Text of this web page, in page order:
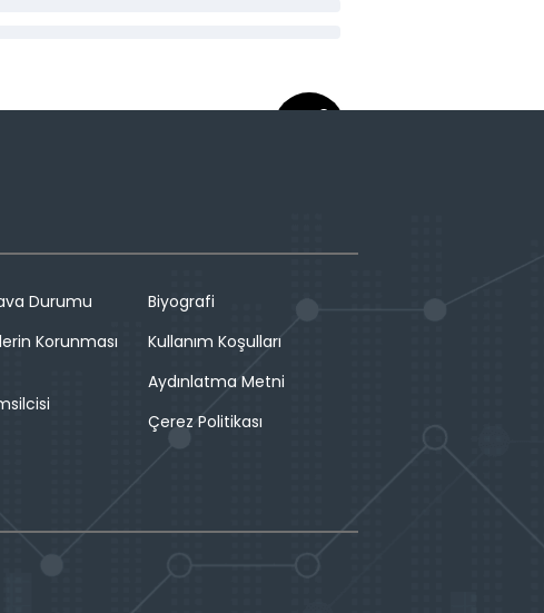
Durumu
Korunması
Biyografi
Kullanım Koşulları
Aydınlatma Metni
Çerez Politikası